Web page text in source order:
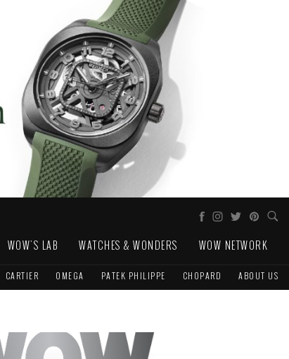
WOW'S LAB WATCHES & WONDERS WOW NETWORK
CARTIER OMEGA PATEK PHILIPPE CHOPARD ABOUT US